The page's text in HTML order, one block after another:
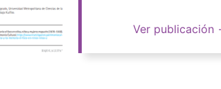
Ver publicación